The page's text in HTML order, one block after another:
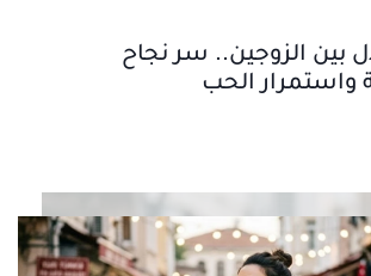
بين الزوجين.. سر نجاح
واستمرار الحب